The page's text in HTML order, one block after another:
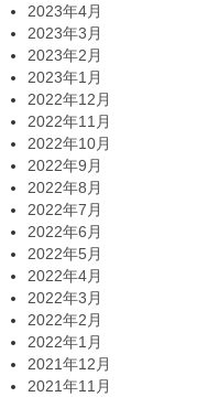
2023年4月
2023年3月
2023年2月
2023年1月
2022年12月
2022年11月
2022年10月
2022年9月
2022年8月
2022年7月
2022年6月
2022年5月
2022年4月
2022年3月
2022年2月
2022年1月
2021年12月
2021年11月